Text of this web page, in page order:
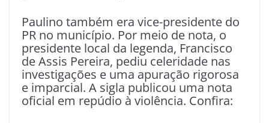
Paulino também era vice-presidente do
PR no município. Por meio de nota, o
presidente local da legenda, Francisco
de Assis Pereira, pediu celeridade nas
investigações e uma apuração rigorosa
e imparcial. A sigla publicou uma nota
oficial em repúdio à violência. Confira: